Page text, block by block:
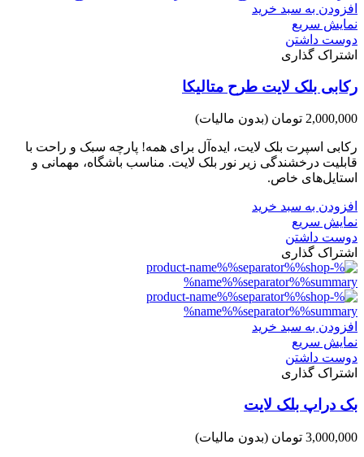
افزودن به سبد خرید
نمایش سریع
دوست داشتن
اشتراک گذاری
رکابی بلک لایت طرح متالیکا
2,000,000 تومان (بدون مالیات)
رکابی اسپرت بلک لایت، ایده‌آل برای همه! پارچه سبک و راحت با
قابلیت درخشندگی زیر نور بلک لایت. مناسب باشگاه، مهمانی و
استایل‌های خاص.
افزودن به سبد خرید
نمایش سریع
دوست داشتن
اشتراک گذاری
افزودن به سبد خرید
نمایش سریع
دوست داشتن
اشتراک گذاری
بک دراپ بلک لایت
3,000,000 تومان (بدون مالیات)